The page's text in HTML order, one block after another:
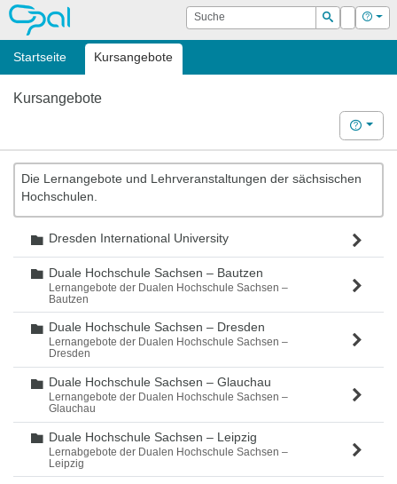
OPAL Suche
Suchen
Login Hilfe
Startseite Kursangebote
Kursangebote
Hilfe
Die Lernangebote und Lehrveranstaltungen der sächsischen
Hochschulen.
Ordner
Dresden International University
Ordner
Duale Hochschule Sachsen – Bautzen
Lernangebote der Dualen Hochschule Sachsen –
Bautzen
Ordner
Duale Hochschule Sachsen – Dresden
Lernangebote der Dualen Hochschule Sachsen –
Dresden
Ordner
Duale Hochschule Sachsen – Glauchau
Lernangebote der Dualen Hochschule Sachsen –
Glauchau
Ordner
Duale Hochschule Sachsen – Leipzig
Lernabgebote der Dualen Hochschule Sachsen –
Leipzig